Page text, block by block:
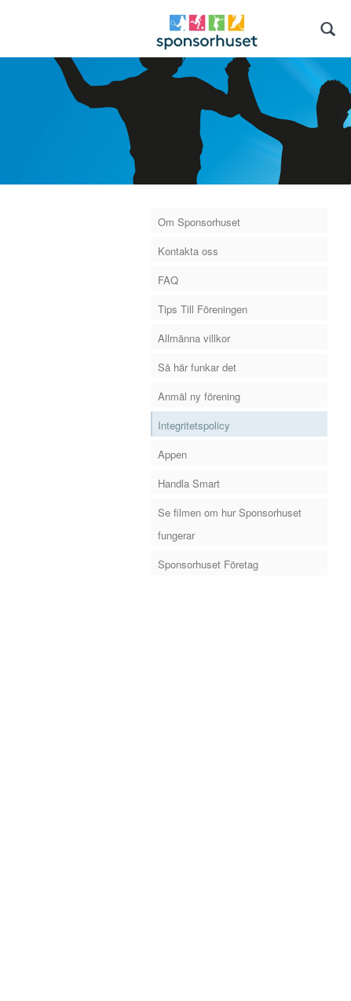
Om Sponsorhuset
Kontakta oss
FAQ
Tips Till Föreningen
Allmänna villkor
Så här funkar det
Anmäl ny förening
Integritetspolicy
Appen
Handla Smart
Se filmen om hur Sponsorhuset
fungerar
Sponsorhuset Företag